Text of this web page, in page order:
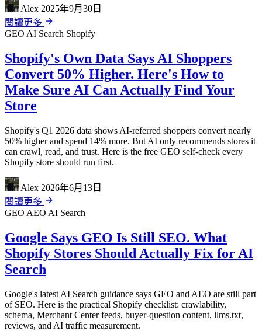
Alex 2025年9月30日
閱讀更多
GEO AI Search Shopify
Shopify's Own Data Says AI Shoppers
Convert 50% Higher. Here's How to
Make Sure AI Can Actually Find Your
Store
Shopify's Q1 2026 data shows AI-referred shoppers convert nearly
50% higher and spend 14% more. But AI only recommends stores it
can crawl, read, and trust. Here is the free GEO self-check every
Shopify store should run first.
Alex 2026年6月13日
閱讀更多
GEO AEO AI Search
Google Says GEO Is Still SEO. What
Shopify Stores Should Actually Fix for AI
Search
Google's latest AI Search guidance says GEO and AEO are still part
of SEO. Here is the practical Shopify checklist: crawlability,
schema, Merchant Center feeds, buyer-question content, llms.txt,
reviews, and AI traffic measurement.